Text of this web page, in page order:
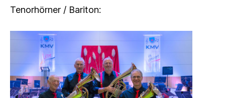
Tenorhörner / Bariton: